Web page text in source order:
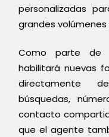
personalizadas
grandes
Como parte de
habilitará nuevas
directamente
búsquedas,
contacto
que el agente